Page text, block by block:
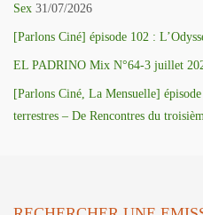
Sex 31/07/2026
[Parlons Ciné] épisode 102 :
EL PADRINO Mix N°64-3 juillet
[Parlons Ciné, La Mensuelle]
terrestres – De Rencontres du